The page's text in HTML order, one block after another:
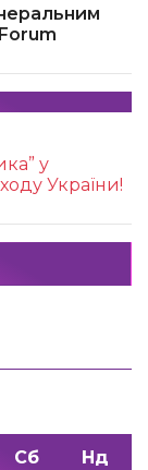
у
України!
Сб Нд